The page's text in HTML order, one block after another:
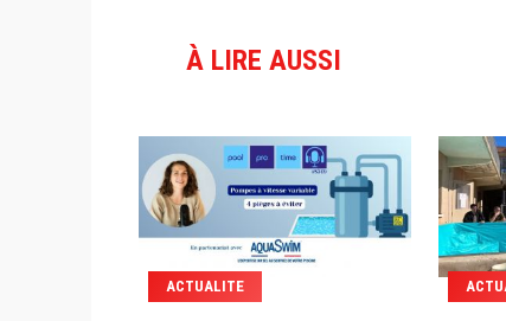
À LIRE AUSSI
ACTUALITE